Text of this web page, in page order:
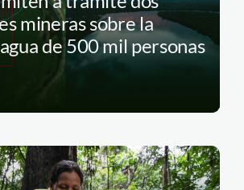
mineras sobre la
de 500 mil personas